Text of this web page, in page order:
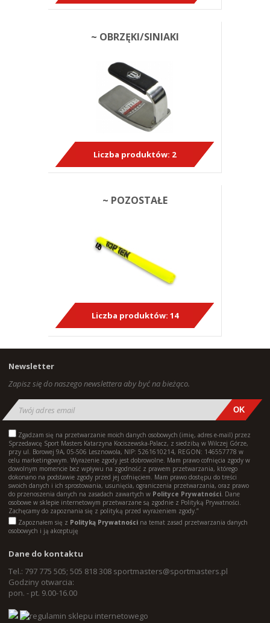
~ OBRZĘKI/SINIAKI
Liczba produktów: 2
~ POZOSTAŁE
Liczba produktów: 14
Newsletter
Zapisz się do naszego newslettera aby być na bieżąco.
Zgadzam się na przetwarzanie moich danych osobowych (imię, adres e-mail) przez
Sprzedawcę Sport Masters Katarzyna Kociszewska-Palacz, z siedzibą w Wilczej Górze,
przy ul. Borowej 9A, 05-506 Lesznowola, NIP: 5261610214, REGON: 146557778 w
celu marketingowym. Wyrażenie zgody jest dobrowolne. Mam prawo cofnięcia zgody w
dowolnym momencie bez wpływu na zgodność z prawem przetwarzania, którego
dokonano na podstawie zgody przed jej cofnięciem. Mam prawo dostępu do treści
swoich danych i ich sprostowania, usunięcia, ograniczenia przetwarzania, oraz prawo
do przenoszenia danych na zasadach zawartych w Polityce Prywatności. Dane
osobowe w sklepie internetowym przetwarzane są zgodnie z Polityką Prywatności.
Zachęcamy do zapoznania się z polityką przed wyrażeniem zgody.”
Zapoznałem się z Polityką Prywatności na temat zasad przetwarzania danych
osobowych i ją akceptuję
Dane do kontaktu
Tel.: 797 775 505; 505 818 308 sportmasters@sportmasters.pl
Godziny otwarcia:
pon. - pt. 9.00-16.00